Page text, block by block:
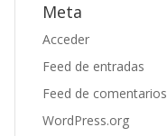
Meta
Acceder
Feed de entradas
Feed de comentarios
WordPress.org